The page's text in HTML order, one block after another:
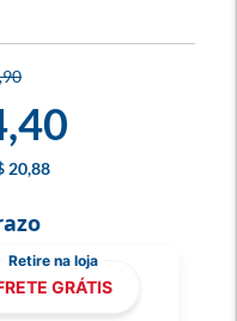
20,88
GRÁTIS